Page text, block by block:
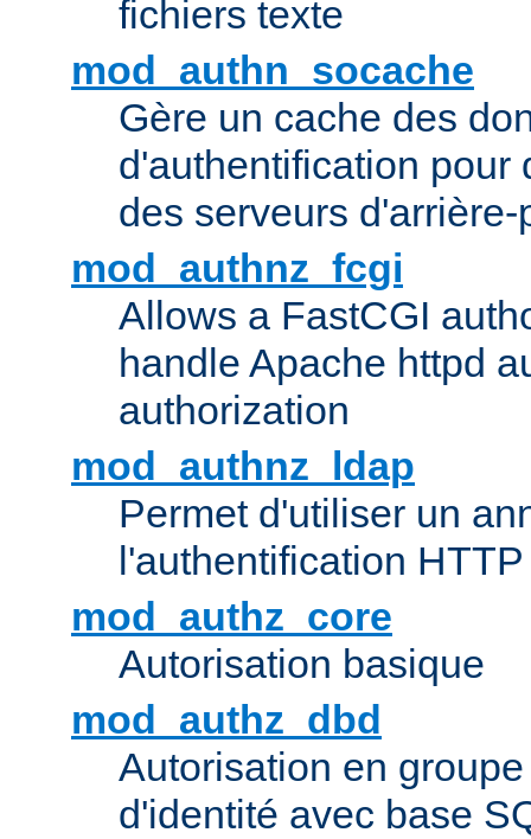
fichiers texte
mod_authn_socache
Gère un cache des
d'authentification pour
des serveurs d'arrière-
mod_authnz_fcgi
Allows a FastCGI
handle Apache httpd
authorization
mod_authnz_ldap
Permet d'utiliser un
l'authentification
mod_authz_core
Autorisation basique
mod_authz_dbd
Autorisation en
d'identité avec base